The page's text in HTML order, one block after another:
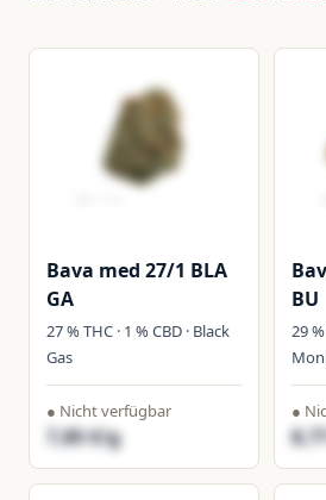
Bava med 27/1 BLA
GA
27 % THC · 1 % CBD · Black
Gas
● Nicht verfügbar
7,85 €/g
BU
29
●